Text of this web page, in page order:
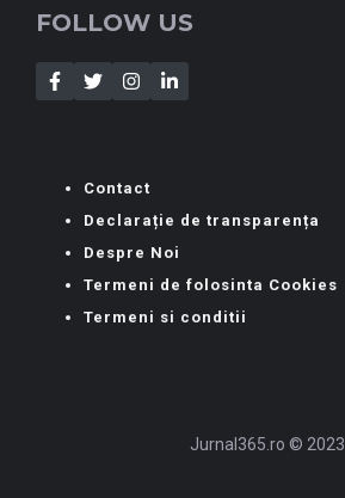
FOLLOW US
Contact
Declarație de transparența
Despre Noi
Termeni de folosinta Cookies
Termeni si conditii
Jurnal365.ro © 2023